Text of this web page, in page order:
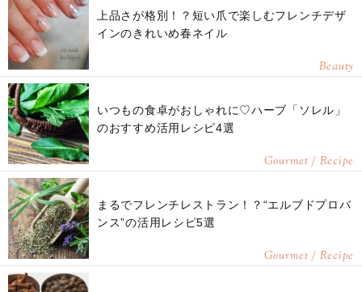
上品さが格別！？短い爪で楽しむフレンチデザ
インのきれいめ春ネイル
Beauty
いつもの食卓がおしゃれに♡ハーブ「ソレル」
のおすすめ活用レシピ4選
Gourmet / Recipe
まるでフレンチレストラン！？“エルブドプロバ
ンス”の活用レシピ5選
Gourmet / Recipe